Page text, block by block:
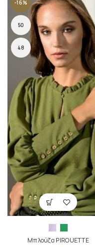
-16%
50
48
Μπλούζα PIROUETTE